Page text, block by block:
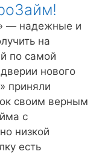
— надежные и
на
по самой
нового
приняли
своим верным
с
низкой
есть